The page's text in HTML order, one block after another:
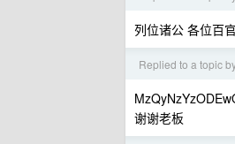
列位诸公 各位百官
Replied to a topic
谢谢老板